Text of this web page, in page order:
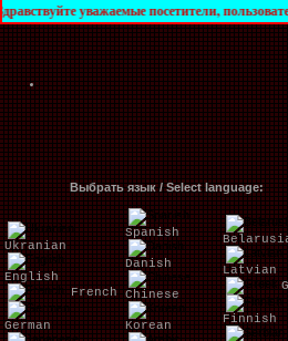
посетители, пользователи и гости
Выбрать язык / Select language:
Ukranian
English
French
German
Spanish
Danish
Chinese
Korean
Latvian
Finnish